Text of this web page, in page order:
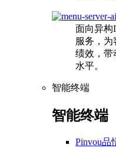
面向异构
服务，
绩效，带
水平。
智能终端
智能终端
Pinvou品